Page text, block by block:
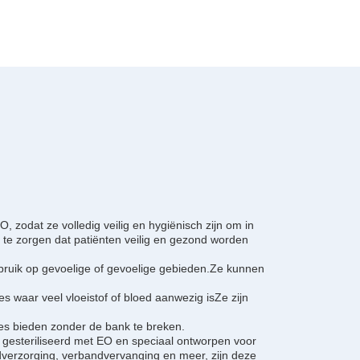
zodat ze volledig veilig en hygiënisch zijn om in
zorgen dat patiënten veilig en gezond worden
op gevoelige of gevoelige gebieden.Ze kunnen
waar veel vloeistof of bloed aanwezig isZe zijn
bieden zonder de bank te breken.
met EO en speciaal ontworpen voor
verbandvervanging en meer, zijn deze